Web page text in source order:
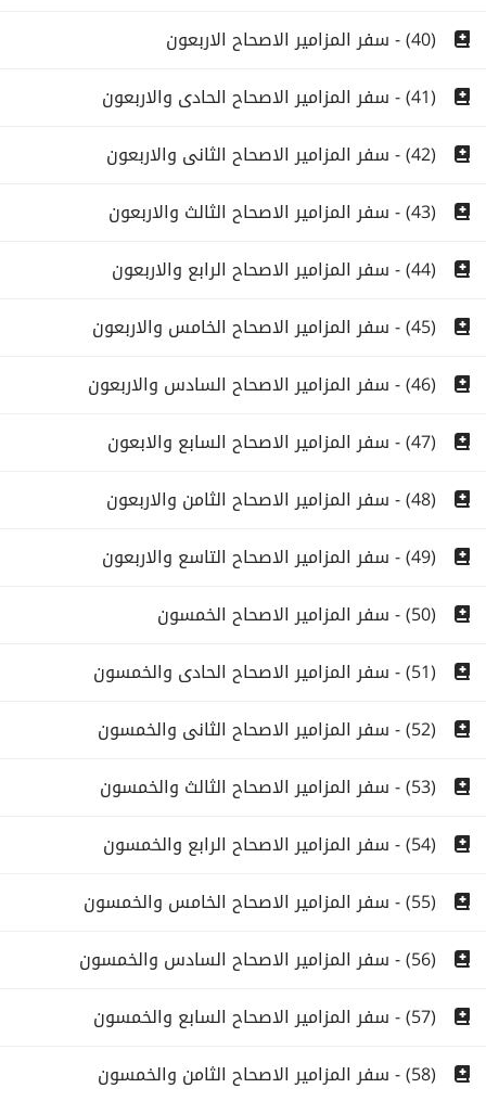
(40) - سفر المزامير الاصحاح الاربعون
(41) - سفر المزامير الاصحاح الحادى والاربعون
(42) - سفر المزامير الاصحاح الثانى والاربعون
(43) - سفر المزامير الاصحاح الثالث والاربعون
(44) - سفر المزامير الاصحاح الرابع والاربعون
(45) - سفر المزامير الاصحاح الخامس والاربعون
(46) - سفر المزامير الاصحاح السادس والاربعون
(47) - سفر المزامير الاصحاح السابع والابعون
(48) - سفر المزامير الاصحاح الثامن والاربعون
(49) - سفر المزامير الاصحاح التاسع والاربعون
(50) - سفر المزامير الاصحاح الخمسون
(51) - سفر المزامير الاصحاح الحادى والخمسون
(52) - سفر المزامير الاصحاح الثانى والخمسون
(53) - سفر المزامير الاصحاح الثالث والخمسون
(54) - سفر المزامير الاصحاح الرابع والخمسون
(55) - سفر المزامير الاصحاح الخامس والخمسون
(56) - سفر المزامير الاصحاح السادس والخمسون
(57) - سفر المزامير الاصحاح السابع والخمسون
(58) - سفر المزامير الاصحاح الثامن والخمسون